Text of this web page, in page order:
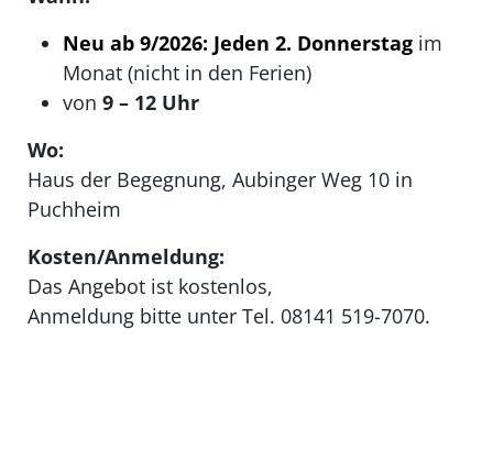
Neu ab 9/2026: Jeden 2. Donnerstag im
Monat (nicht in den Ferien)
von9 – 12 Uhr
Wo:
Haus der Begegnung, Aubinger Weg 10 in
Puchheim
Kosten/Anmeldung:
Das Angebot ist kostenlos,
Anmeldung bitte unter Tel. 08141 519-7070.